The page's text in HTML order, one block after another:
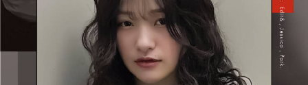
SUBCONTRACTOR 個人事業
PDF DATE